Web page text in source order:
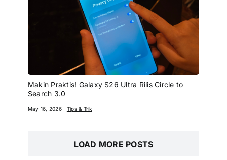
Makin Praktis! Galaxy S26 Ultra Rilis Circle to
Search 3.0
May 16, 2026 Tips & Trik
LOAD MORE POSTS